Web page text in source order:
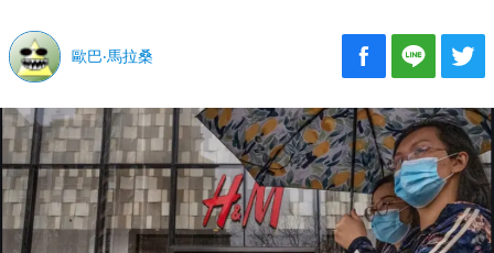
歐巴‧馬拉桑